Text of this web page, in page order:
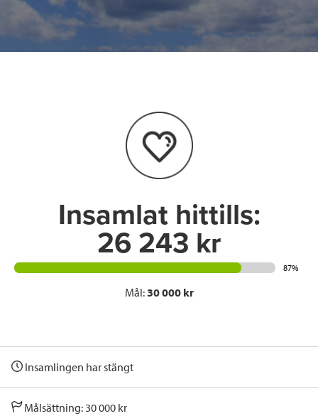
e
i
I
n
a
i
Insamlat hittills:
26 243 kr
87%
Mål:30 000 kr
Insamlingen har stängt
Målsättning: 30 000 kr